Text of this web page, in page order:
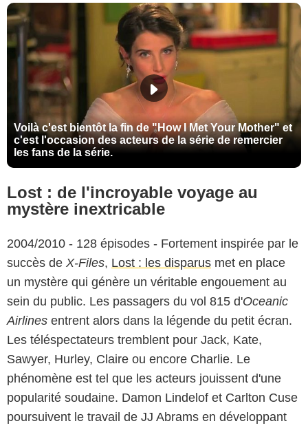
Voilà c'est bientôt la fin de "How I Met Your Mother" et
c'est l'occasion des acteurs de la série de remercier
les fans de la série.
Lost : de l'incroyable voyage au
mystère inextricable
2004/2010 - 128 épisodes - Fortement inspirée par le
succès de X-Files, Lost : les disparus met en place
un mystère qui génère un véritable engouement au
sein du public. Les passagers du vol 815 d'Oceanic
Airlines entrent alors dans la légende du petit écran.
Les téléspectateurs tremblent pour Jack, Kate,
Sawyer, Hurley, Claire ou encore Charlie. Le
phénomène est tel que les acteurs jouissent d'une
popularité soudaine. Damon Lindelof et Carlton Cuse
poursuivent le travail de JJ Abrams en développant